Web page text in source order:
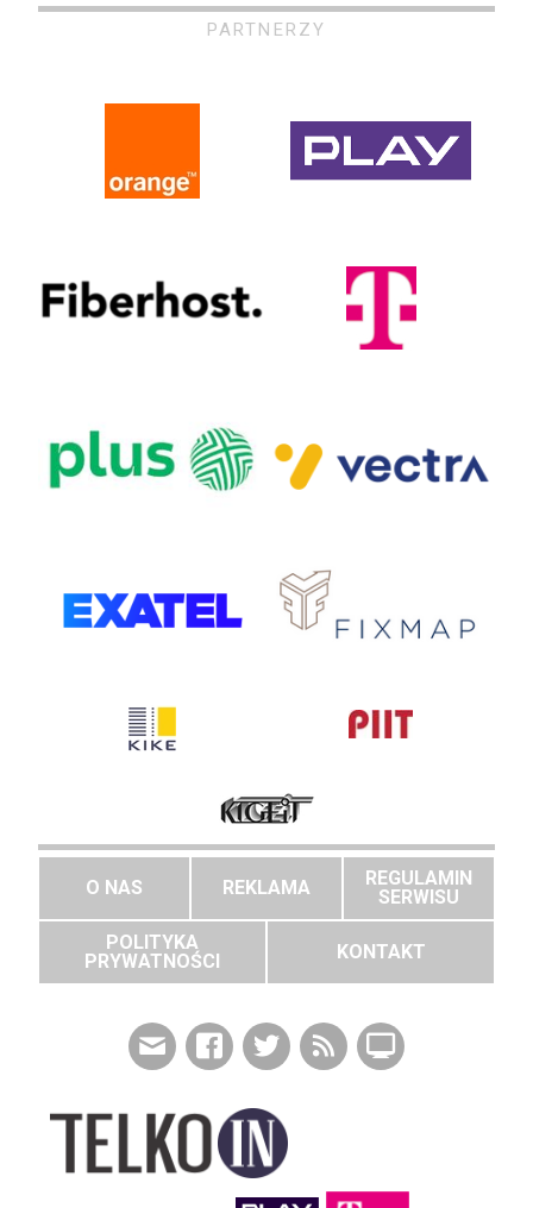
PARTNERZY
O NAS REKLAMA
REGULAMIN
SERWISU
POLITYKA
PRYWATNOŚCI
KONTAKT